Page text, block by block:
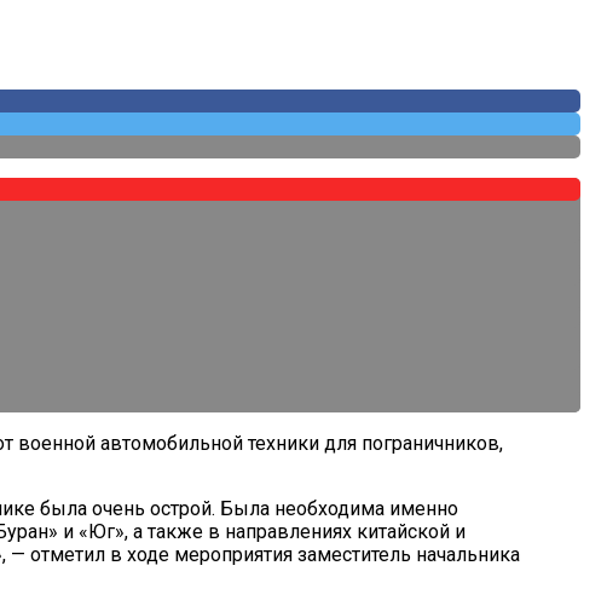
военной автомобильной техники для пограничников,
была очень острой. Была необходима именно
и «Юг», а также в направлениях китайской и
отметил в ходе мероприятия заместитель начальника